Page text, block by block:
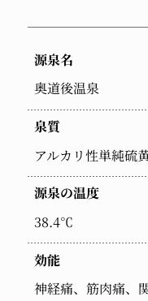
源泉名
奥道後温泉
泉質
アルカリ性単純硫
源泉の温度
38.4℃
効能
神経痛、筋肉痛、